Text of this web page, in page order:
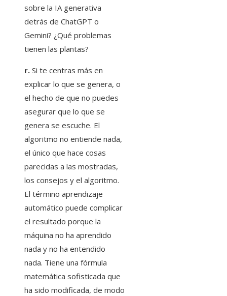
sobre la IA generativa
detrás de ChatGPT o
Gemini? ¿Qué problemas
tienen las plantas?
r. Si te centras más en
explicar lo que se genera, o
el hecho de que no puedes
asegurar que lo que se
genera se escuche. El
algoritmo no entiende nada,
el único que hace cosas
parecidas a las mostradas,
los consejos y el algoritmo.
El término aprendizaje
automático puede complicar
el resultado porque la
máquina no ha aprendido
nada y no ha entendido
nada. Tiene una fórmula
matemática sofisticada que
ha sido modificada, de modo